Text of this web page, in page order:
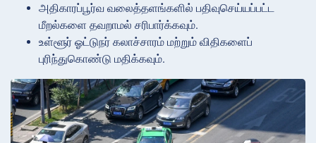
அதிகாரப்பூர்வ வலைத்தளங்களில் பதிவுசெய்யப்பட்ட
மீறல்களை தவறாமல் சரிபார்க்கவும்.
உள்ளூர் ஓட்டுநர் கலாச்சாரம் மற்றும் விதிகளைப்
புரிந்துகொண்டு மதிக்கவும்.